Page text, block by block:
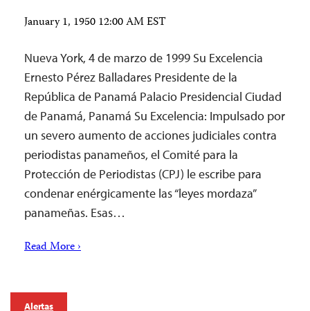
January 1, 1950 12:00 AM EST
Nueva York, 4 de marzo de 1999 Su Excelencia
Ernesto Pérez Balladares Presidente de la
República de Panamá Palacio Presidencial Ciudad
de Panamá, Panamá Su Excelencia: Impulsado por
un severo aumento de acciones judiciales contra
periodistas panameños, el Comité para la
Protección de Periodistas (CPJ) le escribe para
condenar enérgicamente las “leyes mordaza”
panameñas. Esas…
Read More ›
Alertas